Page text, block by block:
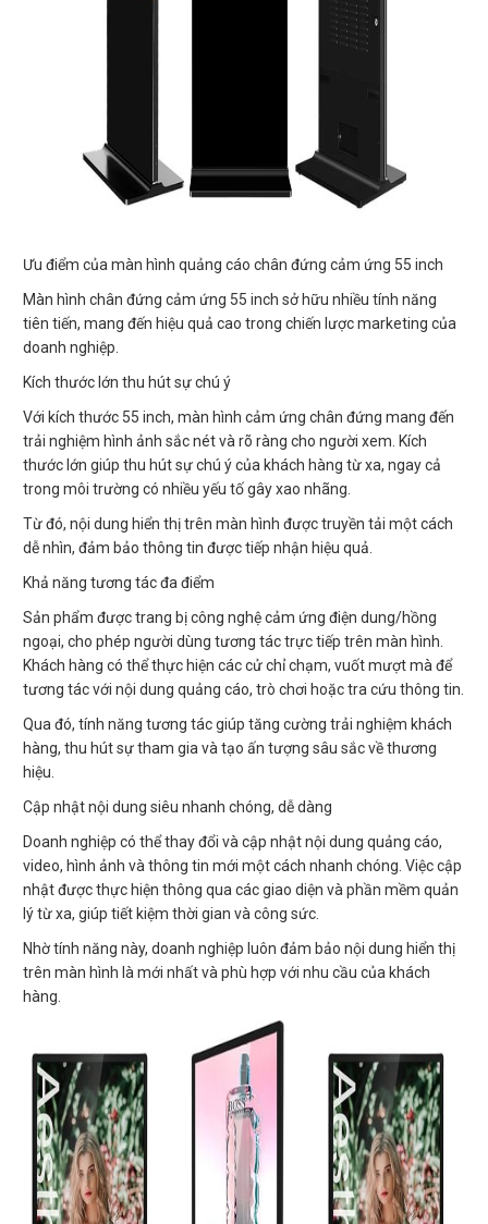
Ưu điểm của màn hình quảng cáo chân đứng cảm ứng 55 inch
Màn hình chân đứng cảm ứng 55 inch sở hữu nhiều tính năng
tiên tiến, mang đến hiệu quả cao trong chiến lược marketing của
doanh nghiệp.
Kích thước lớn thu hút sự chú ý
Với kích thước 55 inch, màn hình cảm ứng chân đứng mang đến
trải nghiệm hình ảnh sắc nét và rõ ràng cho người xem. Kích
thước lớn giúp thu hút sự chú ý của khách hàng từ xa, ngay cả
trong môi trường có nhiều yếu tố gây xao nhãng.
Từ đó, nội dung hiển thị trên màn hình được truyền tải một cách
dễ nhìn, đảm bảo thông tin được tiếp nhận hiệu quả.
Khả năng tương tác đa điểm
Sản phẩm được trang bị công nghệ cảm ứng điện dung/hồng
ngoại, cho phép người dùng tương tác trực tiếp trên màn hình.
Khách hàng có thể thực hiện các cử chỉ chạm, vuốt mượt mà để
tương tác với nội dung quảng cáo, trò chơi hoặc tra cứu thông tin.
Qua đó, tính năng tương tác giúp tăng cường trải nghiệm khách
hàng, thu hút sự tham gia và tạo ấn tượng sâu sắc về thương
hiệu.
Cập nhật nội dung siêu nhanh chóng, dễ dàng
Doanh nghiệp có thể thay đổi và cập nhật nội dung quảng cáo,
video, hình ảnh và thông tin mới một cách nhanh chóng. Việc cập
nhật được thực hiện thông qua các giao diện và phần mềm quản
lý từ xa, giúp tiết kiệm thời gian và công sức.
Nhờ tính năng này, doanh nghiệp luôn đảm bảo nội dung hiển thị
trên màn hình là mới nhất và phù hợp với nhu cầu của khách
hàng.